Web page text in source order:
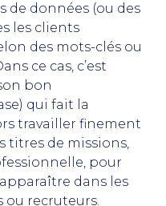
de données (ou des
les clients
des mots-clés ou
ce cas, c’est
bon
qui fait la
travailler finement
titres de missions,
pour
dans les
ou recruteurs.